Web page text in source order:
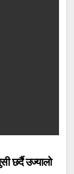
छर्दै उज्यालो